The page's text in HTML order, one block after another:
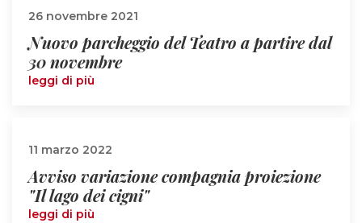
26 novembre 2021
Nuovo parcheggio del Teatro a partire dal
30 novembre
leggi di più
11 marzo 2022
Avviso variazione compagnia proiezione
"Il lago dei cigni"
leggi di più